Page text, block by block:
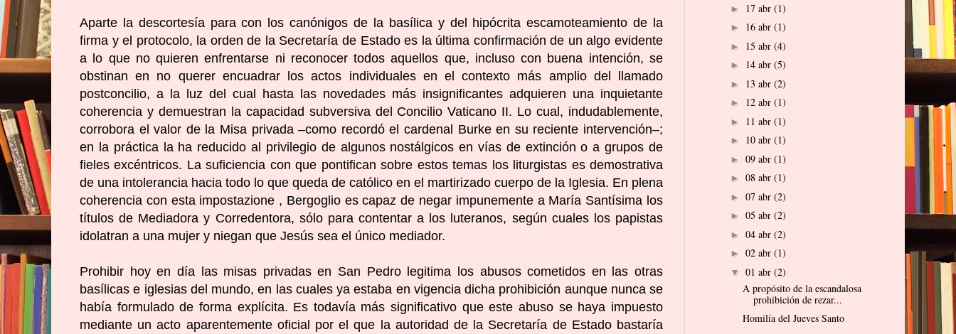
Aparte la descortesía para con los canónigos de la basílica y del hipócrita escamoteamiento de la
firma y el protocolo, la orden de la Secretaría de Estado es la última confirmación de un algo evidente
a lo que no quieren enfrentarse ni reconocer todos aquellos que, incluso con buena intención, se
obstinan en no querer encuadrar los actos individuales en el contexto más amplio del llamado
postconcilio, a la luz del cual hasta las novedades más insignificantes adquieren una inquietante
coherencia y demuestran la capacidad subversiva del Concilio Vaticano II. Lo cual, indudablemente,
corrobora el valor de la Misa privada –como recordó el cardenal Burke en su reciente intervención–;
en la práctica la ha reducido al privilegio de algunos nostálgicos en vías de extinción o a grupos de
fieles excéntricos. La suficiencia con que pontifican sobre estos temas los liturgistas es demostrativa
de una intolerancia hacia todo lo que queda de católico en el martirizado cuerpo de la Iglesia. En plena
coherencia con esta impostazione , Bergoglio es capaz de negar impunemente a María Santísima los
títulos de Mediadora y Corredentora, sólo para contentar a los luteranos, según cuales los papistas
idolatran a una mujer y niegan que Jesús sea el único mediador.
Prohibir hoy en día las misas privadas en San Pedro legitima los abusos cometidos en las otras
basílicas e iglesias del mundo, en las cuales ya estaba en vigencia dicha prohibición aunque nunca se
había formulado de forma explícita. Es todavía más significativo que este abuso se haya impuesto
mediante un acto aparentemente oficial por el que la autoridad de la Secretaría de Estado bastaría
► 17 abr (1)
► 16 abr (1)
► 15 abr (4)
► 14 abr (5)
► 13 abr (2)
► 12 abr (1)
► 11 abr (1)
► 10 abr (1)
► 09 abr (1)
► 08 abr (1)
► 07 abr (2)
► 05 abr (2)
► 04 abr (2)
► 02 abr (1)
▼ 01 abr (2)
A propósito de la escandalosa
prohibición de rezar...
Homilía del Jueves Santo